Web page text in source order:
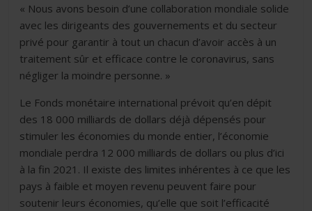
« Nous avons besoin d’une collaboration mondiale solide
avec les dirigeants des gouvernements et du secteur
privé pour garantir à tout un chacun d’avoir accès à un
traitement sûr et efficace contre le coronavirus, sans
négliger la moindre personne. »
Le Fonds monétaire international prévoit qu’en dépit
des 18 000 milliards de dollars déjà dépensés pour
stimuler les économies du monde entier, l’économie
mondiale perdra 12 000 milliards de dollars ou plus d’ici
à la fin 2021. Il existe des limites inhérentes à ce que les
pays à faible et moyen revenu peuvent faire pour
soutenir leurs économies, qu’elle que soit l’efficacité